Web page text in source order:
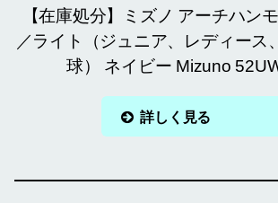
【在庫処分】ミズノ アーチハン
／ライト（ジュニア、レディース
球） ネイビー Mizuno
詳しく見る